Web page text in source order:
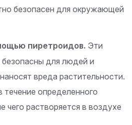
безопасен для окружающей
пиретроидов. Эти
для людей и
вреда растительности.
определенного
чего растворяется в воздухе